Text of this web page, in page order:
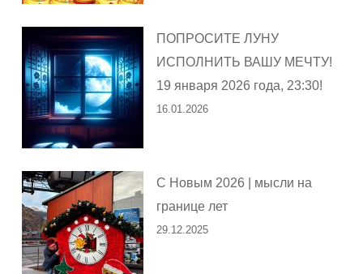
ПОПРОСИТЕ ЛУНУ
ИСПОЛНИТЬ ВАШУ МЕЧТУ!
19 января 2026 года, 23:30!
16.01.2026
С Новым 2026 | мысли на
границе лет
29.12.2025